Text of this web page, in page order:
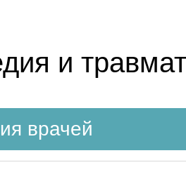
и
врачей